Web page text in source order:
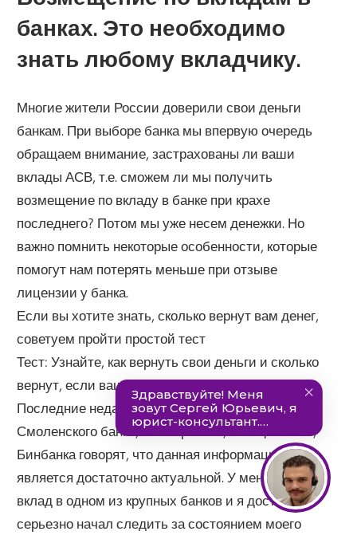
банках. Это необходимо
знать любому вкладчику.
Многие жители России доверили свои деньги
банкам. При выборе банка мы впервую очередь
обращаем внимание, застрахованы ли ваши
вклады АСВ, т.е. сможем ли мы получить
возмещение по вкладу в банке при крахе
последнего? Потом мы уже несем денежки. Но
важно помнить некоторые особенности, которые
помогут нам потерять меньше при отзыве
лицензии у банка.
Если вы хотите знать, сколько вернут вам денег,
советуем пройти простой тест
Тест: Узнайте, как вернуть свои деньги и сколько
вернут, если ваш банк банкрот?
Последние недавние случаи отзыва лицензии
Смоленского банка, Мастербанка, санации ПСБ,
Бинбанка говорят, что данная информация
является достаточно актуальной. У меня у самого
вклад в одном из крупных банков и я достаточно
серьезно начал следить за состоянием моего